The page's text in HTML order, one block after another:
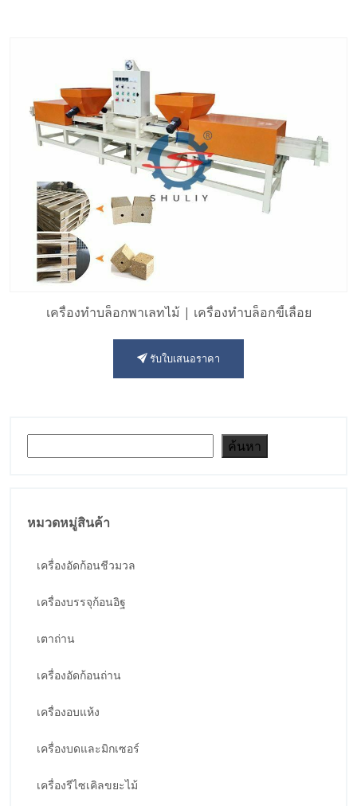
ค้นหา
หมวดหมู่สินค้า
เครื่องอัดก้อนชีวมวล
เครื่องบรรจุก้อนอิฐ
เตาถ่าน
เครื่องอัดก้อนถ่าน
เครื่องอบแห้ง
เครื่องบดและมิกเซอร์
เครื่องรีไซเคิลขยะไม้
เครื่องทำบล็อกพาเลทไม้ | เครื่องทำบล็อกขี้เลื่อย
รับใบเสนอราคา